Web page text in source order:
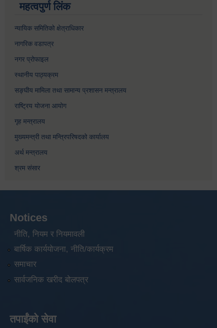
महत्वपुर्ण लिंक
न्यायिक समितिको क्षेत्राधिकार
नागरिक वडापत्र
नगर प्रोफाइल
स्थानीय पाठ्यक्रम
सङ्घीय मामिला तथा सामान्य प्रशासन मन्त्रालय
राष्ट्रिय योजना आयोग
गृह मन्त्रालय
मुख्यमन्त्री तथा मन्त्रिपरिषदको कार्यालय
अर्थ मन्त्रालय
श्रम संसार
Notices
नीति, नियम र नियमावली
बार्षिक कार्ययोजना, नीति/कार्यक्रम
समाचार
सार्वजनिक खरीद बोलपत्र
तपाईंको सेवा